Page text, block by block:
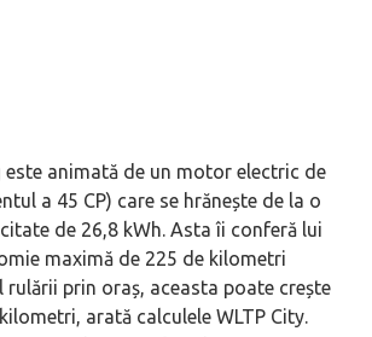
este animată de un motor electric de
a 45 CP) care se hrănește de la o
de 26,8 kWh. Asta îi conferă lui
maximă de 225 de kilometri
rulării prin oraș, aceasta poate crește
arată calculele WLTP City.